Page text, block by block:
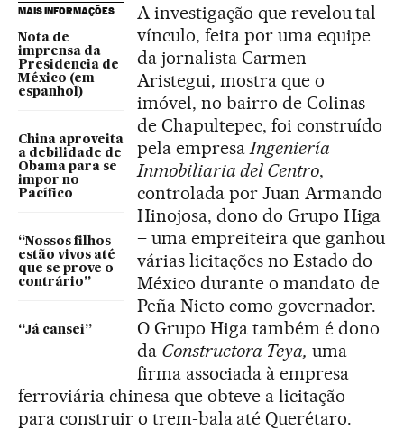
MAIS INFORMAÇÕES
Nota de
imprensa da
Presidencia de
México (em
espanhol)
China aproveita
a debilidade de
Obama para se
impor no
Pacífico
“Nossos filhos
estão vivos até
que se prove o
contrário”
“Já cansei”
A investigação que revelou tal
vínculo, feita por uma equipe
da jornalista Carmen
Aristegui, mostra que o
imóvel, no bairro de Colinas
de Chapultepec, foi construído
pela empresa Ingeniería
Inmobiliaria del Centro,
controlada por Juan Armando
Hinojosa, dono do Grupo Higa
– uma empreiteira que ganhou
várias licitações no Estado do
México durante o mandato de
Peña Nieto como governador.
O Grupo Higa também é dono
da Constructora Teya, uma
firma associada à empresa
ferroviária chinesa que obteve a licitação
para construir o trem-bala até Querétaro.